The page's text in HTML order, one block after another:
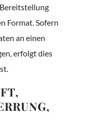
Format. Sofern
an einen
erfolgt dies